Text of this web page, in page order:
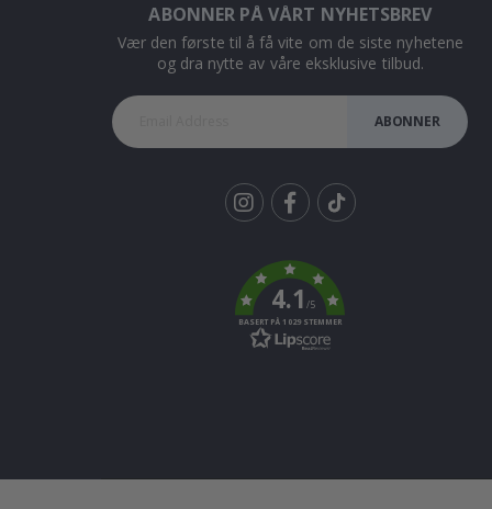
ABONNER PÅ VÅRT NYHETSBREV
Vær den første til å få vite om de siste nyhetene
og dra nytte av våre eksklusive tilbud.
ABONNER
k
4.1/5
BASERT PÅ 1029 STEMMER